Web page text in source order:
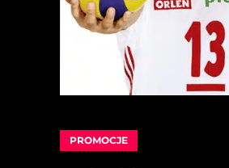
PROMOCJE